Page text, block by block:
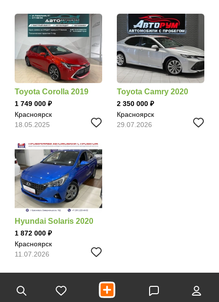
Toyota Corolla 2019
1 749 000
Красноярск
18.05.2025
Toyota Camry 2020
2 350 000
Красноярск
29.07.2026
Hyundai Solaris 2020
1 872 000
Красноярск
11.07.2026